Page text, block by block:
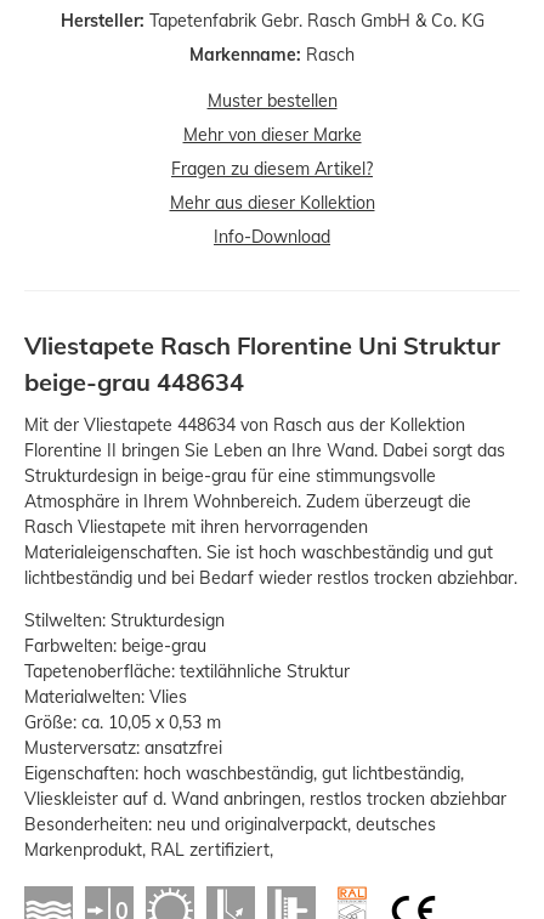
Hersteller: Tapetenfabrik Gebr. Rasch GmbH & Co. KG
Markenname: Rasch
Muster bestellen
Mehr von dieser Marke
Fragen zu diesem Artikel?
Mehr aus dieser Kollektion
Info-Download
Vliestapete Rasch Florentine Uni Struktur
beige-grau 448634
Mit der Vliestapete 448634 von Rasch aus der Kollektion
Florentine II bringen Sie Leben an Ihre Wand. Dabei sorgt das
Strukturdesign in beige-grau für eine stimmungsvolle
Atmosphäre in Ihrem Wohnbereich. Zudem überzeugt die
Rasch Vliestapete mit ihren hervorragenden
Materialeigenschaften. Sie ist hoch waschbeständig und gut
lichtbeständig und bei Bedarf wieder restlos trocken abziehbar.
Stilwelten: Strukturdesign
Farbwelten: beige-grau
Tapetenoberfläche: textilähnliche Struktur
Materialwelten: Vlies
Größe: ca. 10,05 x 0,53 m
Musterversatz: ansatzfrei
Eigenschaften: hoch waschbeständig, gut lichtbeständig,
Vlieskleister auf d. Wand anbringen, restlos trocken abziehbar
Besonderheiten: neu und originalverpackt, deutsches
Markenprodukt, RAL zertifiziert,